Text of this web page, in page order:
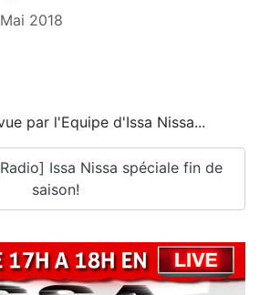
2018
par l'Equipe d'Issa Nissa...
Issa Nissa spéciale fin de
saison!